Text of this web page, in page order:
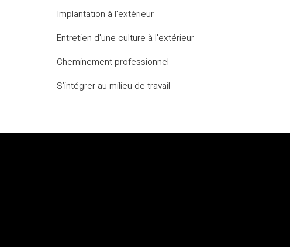
Implantation à l'extérieur
Entretien d'une culture à l'extérieur
Cheminement professionnel
S’intégrer au milieu de travail